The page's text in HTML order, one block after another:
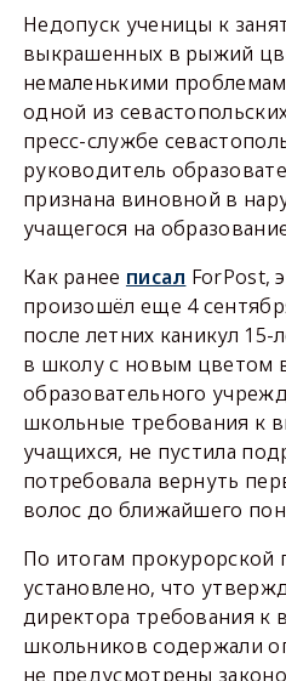
Недопуск ученицы к
выкрашенных в рыжий
немаленькими
одной из
пресс-службе
руководитель
признана виновной в
учащегося на
Как ранее писал ForPost,
произошёл еще 4
после летних каникул
в школу с новым цветом
образовательного
школьные требования к
учащихся, не пустила
потребовала вернуть
волос до ближайшего
По итогам прокурорской
установлено, что
директора требования к
школьников содержали
не предусмотрены